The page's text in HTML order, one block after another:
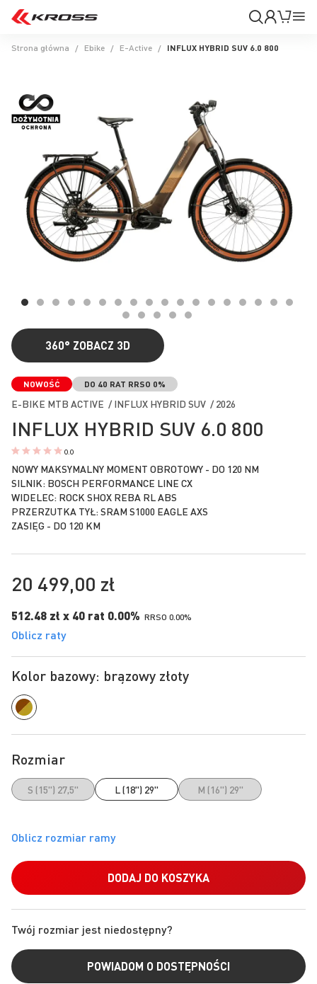
Mój
Moje
konto
Strona główna Ebike E-Active INFLUX HYBRID SUV 6.0 800
koniec
galerii
360° ZOBACZ 3D
na
galerii
INFLUX HYBRID SUV 6.0 800
0.0
NOWOŚĆ DO 40 RAT RRSO 0%
E-BIKE MTB ACTIVE / INFLUX HYBRID SUV / 2026
NOWY MAKSYMALNY MOMENT OBROTOWY - DO 120 NM
SILNIK: BOSCH PERFORMANCE LINE CX
WIDELEC: ROCK SHOX REBA RL ABS
PRZERZUTKA TYŁ: SRAM S1000 EAGLE AXS
ZASIĘG - DO 120 KM
Kolor bazowy: brązowy złoty
Rozmiar
S (15") 27,5" L (18") 29" M (16") 29"
DODAJ DO KOSZYKA
20 499,00 zł
512.48 zł x 40 rat 0.00% RRSO 0.00%
Oblicz raty
Twój rozmiar jest niedostępny?
POWIADOM O DOSTĘPNOŚCI